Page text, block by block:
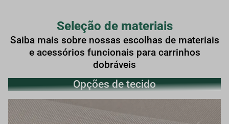
Seleção de materiais
Saiba mais sobre nossas escolhas de materiais
e acessórios funcionais para carrinhos
dobráveis
Opções de tecido